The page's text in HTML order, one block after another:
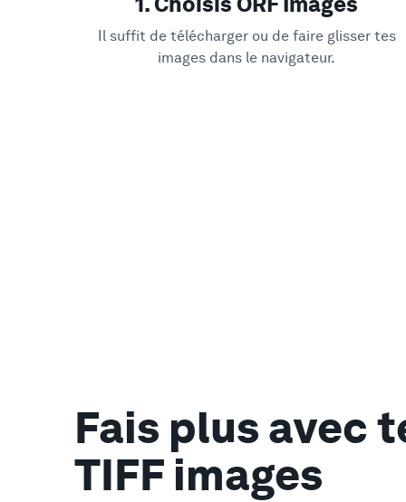
Il suffit de télécharger ou de faire glisser tes
images dans le navigateur.
Fais plus avec
TIFF images